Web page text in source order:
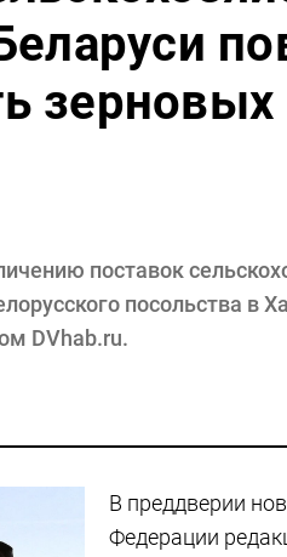
поставок
посольства в
DVhab.ru.
В преддверии
Федерации